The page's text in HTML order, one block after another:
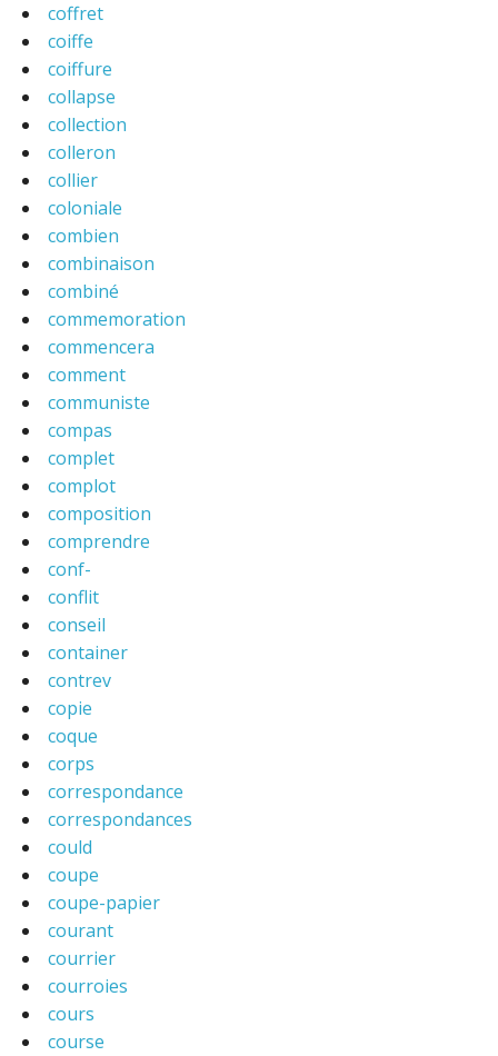
coffret
coiffe
coiffure
collapse
collection
colleron
collier
coloniale
combien
combinaison
combiné
commemoration
commencera
comment
communiste
compas
complet
complot
composition
comprendre
conf-
conflit
conseil
container
contrev
copie
coque
corps
correspondance
correspondances
could
coupe
coupe-papier
courant
courrier
courroies
cours
course